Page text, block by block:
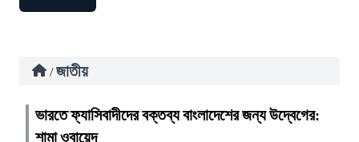
/ জাতীয়
ভারতে ফ্যাসিবাদীদের বক্তব্য বাংলাদেশের জন্য উদ্বেগের:
শামা ওবায়েদ